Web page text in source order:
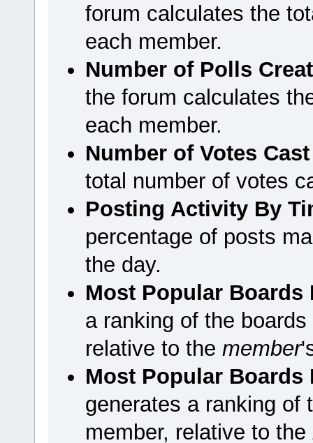
forum calculates the
each member.
Number of Polls
the forum calculates
each member.
Number of Votes Cast
total number of votes
Posting Activity By
percentage of posts
the day.
Most Popular Boards
a ranking of the
relative to the member
Most Popular Boards
generates a ranking of
member, relative to the